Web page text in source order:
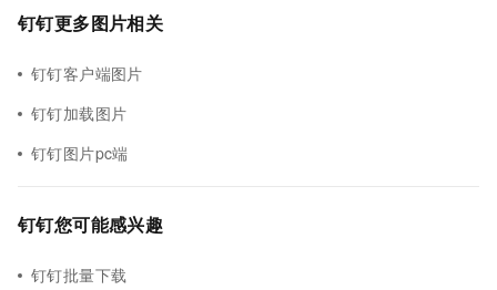
钉钉更多图片相关
钉钉客户端图片
钉钉加载图片
钉钉图片pc端
钉钉您可能感兴趣
钉钉批量下载